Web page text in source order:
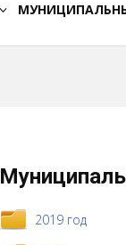
2019 год